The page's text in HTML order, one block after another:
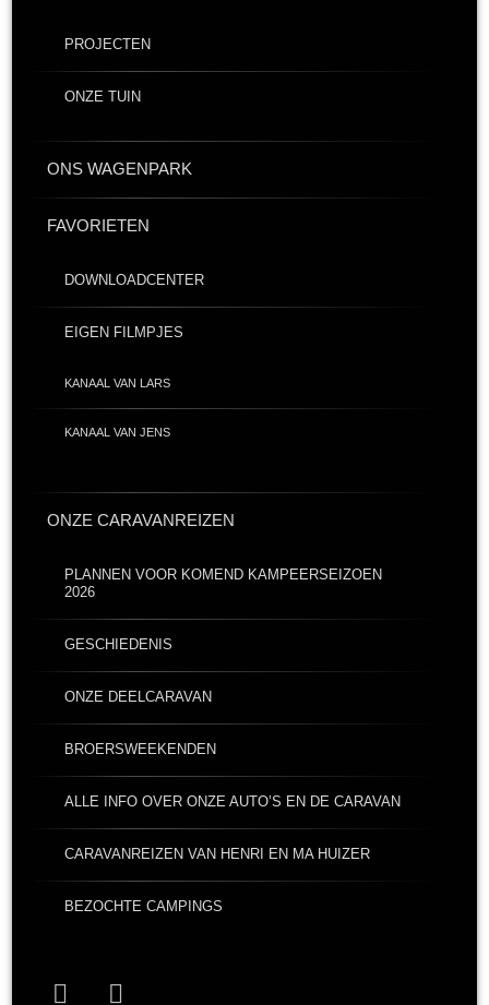
PROJECTEN
ONZE TUIN
ONS WAGENPARK
FAVORIETEN
DOWNLOADCENTER
EIGEN FILMPJES
KANAAL VAN LARS
KANAAL VAN JENS
ONZE CARAVANREIZEN
PLANNEN VOOR KOMEND KAMPEERSEIZOEN
2026
GESCHIEDENIS
ONZE DEELCARAVAN
BROERSWEEKENDEN
ALLE INFO OVER ONZE AUTO’S EN DE CARAVAN
CARAVANREIZEN VAN HENRI EN MA HUIZER
BEZOCHTE CAMPINGS